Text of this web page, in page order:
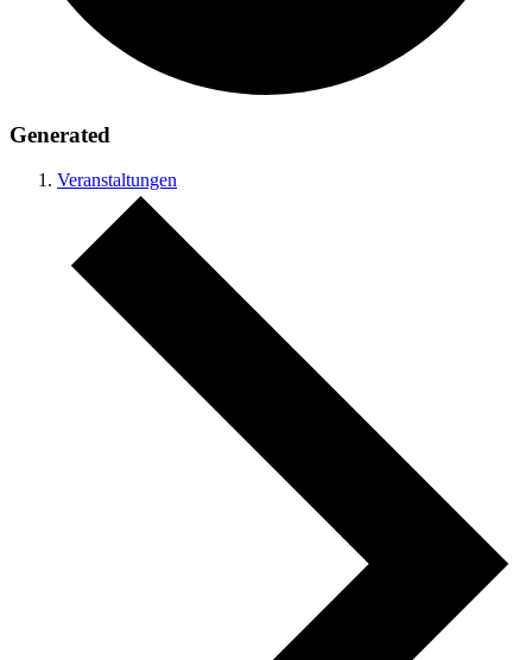
Generated
Veranstaltungen